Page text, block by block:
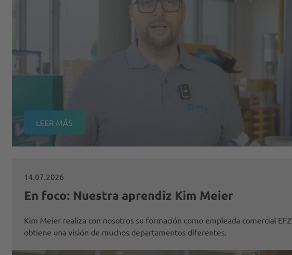
LEER MÁS
14.07.2026
En foco: Nuestra aprendiz Kim Meier
Kim Meier realiza con nosotros su formación como empleada comercial
obtiene una visión de muchos departamentos diferentes.